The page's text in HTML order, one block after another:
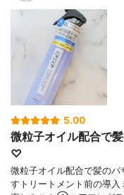
5.00
微粒子オイル配合で
♡
微粒子オイル配合で髪の
すトリートメント前の導